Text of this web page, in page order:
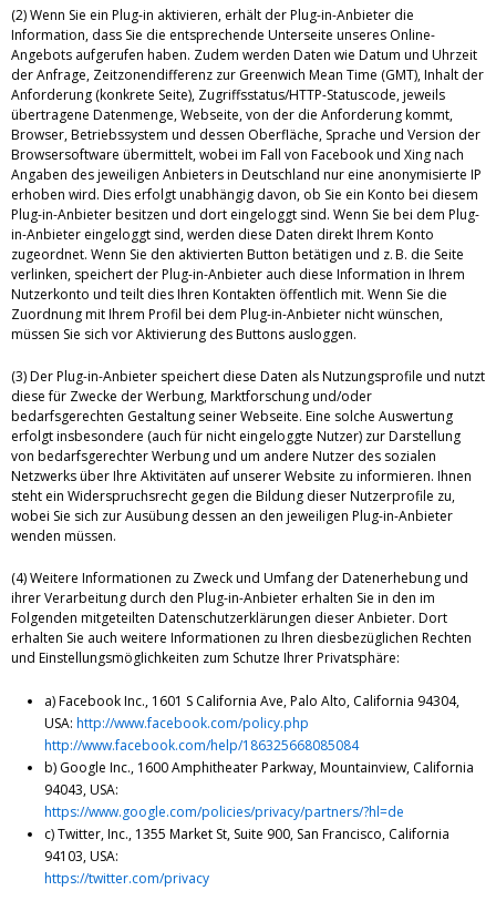
(2) Wenn Sie ein Plug-in aktivieren, erhält der Plug-in-Anbieter die
Information, dass Sie die entsprechende Unterseite unseres Online-
Angebots aufgerufen haben. Zudem werden Daten wie Datum und Uhrzeit
der Anfrage, Zeitzonendifferenz zur Greenwich Mean Time (GMT), Inhalt der
Anforderung (konkrete Seite), Zugriffsstatus/HTTP-Statuscode, jeweils
übertragene Datenmenge, Webseite, von der die Anforderung kommt,
Browser, Betriebssystem und dessen Oberfläche, Sprache und Version der
Browsersoftware übermittelt, wobei im Fall von Facebook und Xing nach
Angaben des jeweiligen Anbieters in Deutschland nur eine anonymisierte IP
erhoben wird. Dies erfolgt unabhängig davon, ob Sie ein Konto bei diesem
Plug-in-Anbieter besitzen und dort eingeloggt sind. Wenn Sie bei dem Plug-
in-Anbieter eingeloggt sind, werden diese Daten direkt Ihrem Konto
zugeordnet. Wenn Sie den aktivierten Button betätigen und z. B. die Seite
verlinken, speichert der Plug-in-Anbieter auch diese Information in Ihrem
Nutzerkonto und teilt dies Ihren Kontakten öffentlich mit. Wenn Sie die
Zuordnung mit Ihrem Profil bei dem Plug-in-Anbieter nicht wünschen,
müssen Sie sich vor Aktivierung des Buttons ausloggen.
(3) Der Plug-in-Anbieter speichert diese Daten als Nutzungsprofile und nutzt
diese für Zwecke der Werbung, Marktforschung und/oder
bedarfsgerechten Gestaltung seiner Webseite. Eine solche Auswertung
erfolgt insbesondere (auch für nicht eingeloggte Nutzer) zur Darstellung
von bedarfsgerechter Werbung und um andere Nutzer des sozialen
Netzwerks über Ihre Aktivitäten auf unserer Website zu informieren. Ihnen
steht ein Widerspruchsrecht gegen die Bildung dieser Nutzerprofile zu,
wobei Sie sich zur Ausübung dessen an den jeweiligen Plug-in-Anbieter
wenden müssen.
(4) Weitere Informationen zu Zweck und Umfang der Datenerhebung und
ihrer Verarbeitung durch den Plug-in-Anbieter erhalten Sie in den im
Folgenden mitgeteilten Datenschutzerklärungen dieser Anbieter. Dort
erhalten Sie auch weitere Informationen zu Ihren diesbezüglichen Rechten
und Einstellungsmöglichkeiten zum Schutze Ihrer Privatsphäre:
a) Facebook Inc., 1601 S California Ave, Palo Alto, California 94304,
USA: http://www.facebook.com/policy.php
http://www.facebook.com/help/186325668085084
b) Google Inc., 1600 Amphitheater Parkway, Mountainview, California
94043, USA:
https://www.google.com/policies/privacy/partners/?hl=de
c) Twitter, Inc., 1355 Market St, Suite 900, San Francisco, California
94103, USA:
https://twitter.com/privacy